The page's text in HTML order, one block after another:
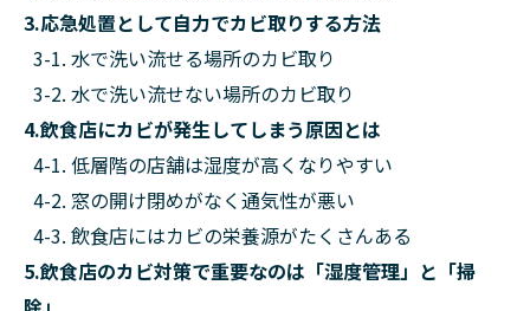
3.応急処置として自力でカビ取りする方法
3-1. 水で洗い流せる場所のカビ取り
3-2. 水で洗い流せない場所のカビ取り
4.飲食店にカビが発生してしまう原因とは
4-1. 低層階の店舗は湿度が高くなりやすい
4-2. 窓の開け閉めがなく通気性が悪い
4-3. 飲食店にはカビの栄養源がたくさんある
5.飲食店のカビ対策で重要なのは「湿度管理」と「掃